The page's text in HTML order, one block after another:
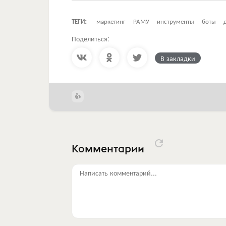
ТЕГИ: маркетинг РАМУ инструменты боты
Поделиться:
В закладки
Комментарии
Написать комментарий...